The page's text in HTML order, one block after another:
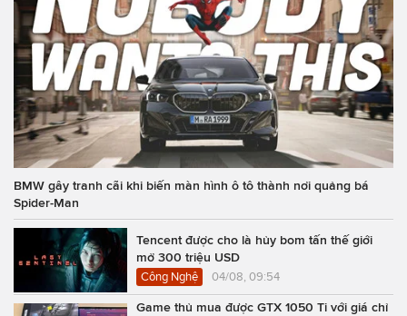
BMW gây tranh cãi khi biến màn hình ô tô thành nơi quảng bá
Spider-Man
Tencent được cho là hủy bom tấn thế giới
mở 300 triệu USD
Công Nghệ 04/08, 09:54
Game thủ mua được GTX 1050 Ti với giá chỉ